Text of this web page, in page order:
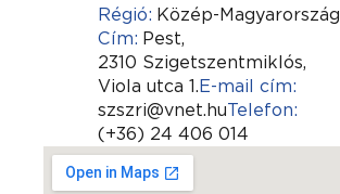
Régió: Közép-Magyarország
Cím: Pest,
2310 Szigetszentmiklós,
Viola utca 1.E-mail cím:
szszri@vnet.huTelefon:
(+36) 24 406 014